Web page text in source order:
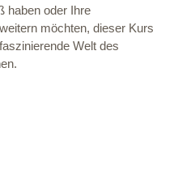
haben oder Ihre
möchten, dieser Kurs
Welt des